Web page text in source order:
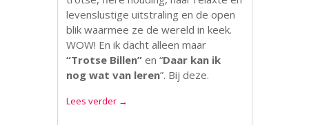
levenslustige uitstraling en de open
blik waarmee ze de wereld in keek.
WOW! En ik dacht alleen maar
“Trotse Billen” en “Daar kan ik
nog wat van leren”. Bij deze.
Lees verder →